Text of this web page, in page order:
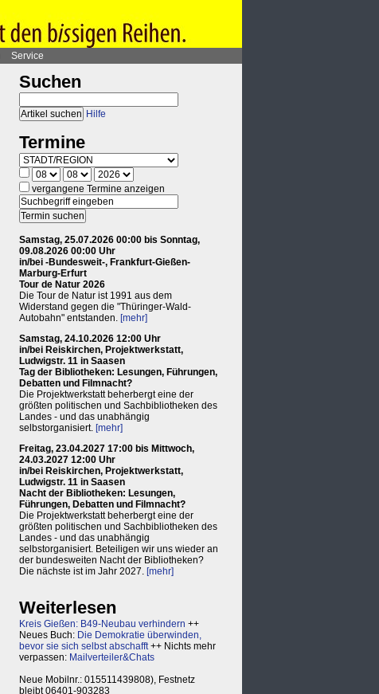
Service
Suchen
Hilfe
Termine
vergangene Termine anzeigen
Samstag, 25.07.2026 00:00 bis Sonntag,
09.08.2026 00:00 Uhr
in/bei -Bundesweit-, Frankfurt-Gießen-
Marburg-Erfurt
Tour de Natur 2026
Die Tour de Natur ist 1991 aus dem
Widerstand gegen die "Thüringer-Wald-
Autobahn" entstanden. [mehr]
Samstag, 24.10.2026 12:00 Uhr
in/bei Reiskirchen, Projektwerkstatt,
Ludwigstr. 11 in Saasen
Tag der Bibliotheken: Lesungen, Führungen,
Debatten und Filmnacht?
Die Projektwerkstatt beherbergt eine der
größten politischen und Sachbibliotheken des
Landes - und das unabhängig
selbstorganisiert. [mehr]
Freitag, 23.04.2027 17:00 bis Mittwoch,
24.03.2027 12:00 Uhr
in/bei Reiskirchen, Projektwerkstatt,
Ludwigstr. 11 in Saasen
Nacht der Bibliotheken: Lesungen,
Führungen, Debatten und Filmnacht?
Die Projektwerkstatt beherbergt eine der
größten politischen und Sachbibliotheken des
Landes - und das unabhängig
selbstorganisiert. Beteiligen wir uns wieder an
der bundesweiten Nacht der Bibliotheken?
Die nächste ist im Jahr 2027. [mehr]
Weiterlesen
Kreis Gießen: B49-Neubau verhindern ++
Neues Buch: Die Demokratie überwinden,
bevor sie sich selbst abschafft++ Nichts mehr
verpassen: Mailverteiler&Chats
Neue Mobilnr.: 015511439808), Festnetz
bleibt 06401-903283